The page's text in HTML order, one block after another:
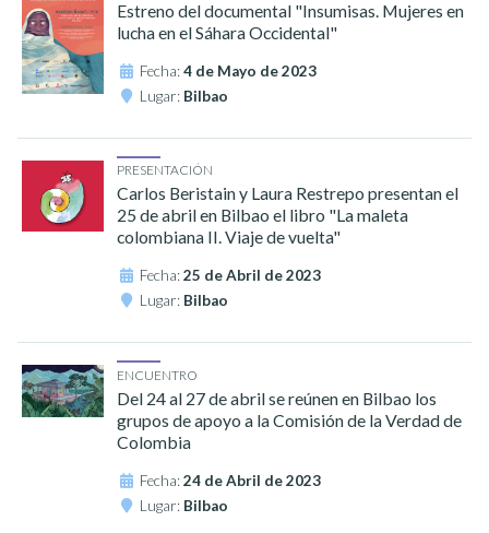
Estreno del documental "Insumisas. Mujeres en
lucha en el Sáhara Occidental"
Fecha:4 de Mayo de 2023
Lugar: Bilbao
PRESENTACIÓN
Carlos Beristain y Laura Restrepo presentan el
25 de abril en Bilbao el libro "La maleta
colombiana II. Viaje de vuelta"
Fecha:25 de Abril de 2023
Lugar: Bilbao
ENCUENTRO
Del 24 al 27 de abril se reúnen en Bilbao los
grupos de apoyo a la Comisión de la Verdad de
Colombia
Fecha:24 de Abril de 2023
Lugar: Bilbao